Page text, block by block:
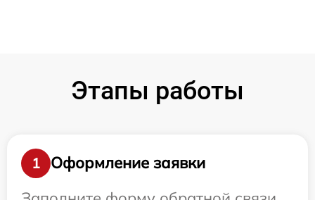
Этапы работы
1
Оформление заявки